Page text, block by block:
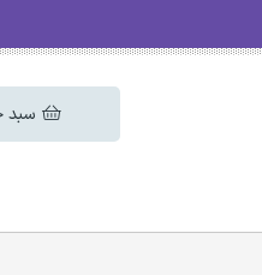
سبد